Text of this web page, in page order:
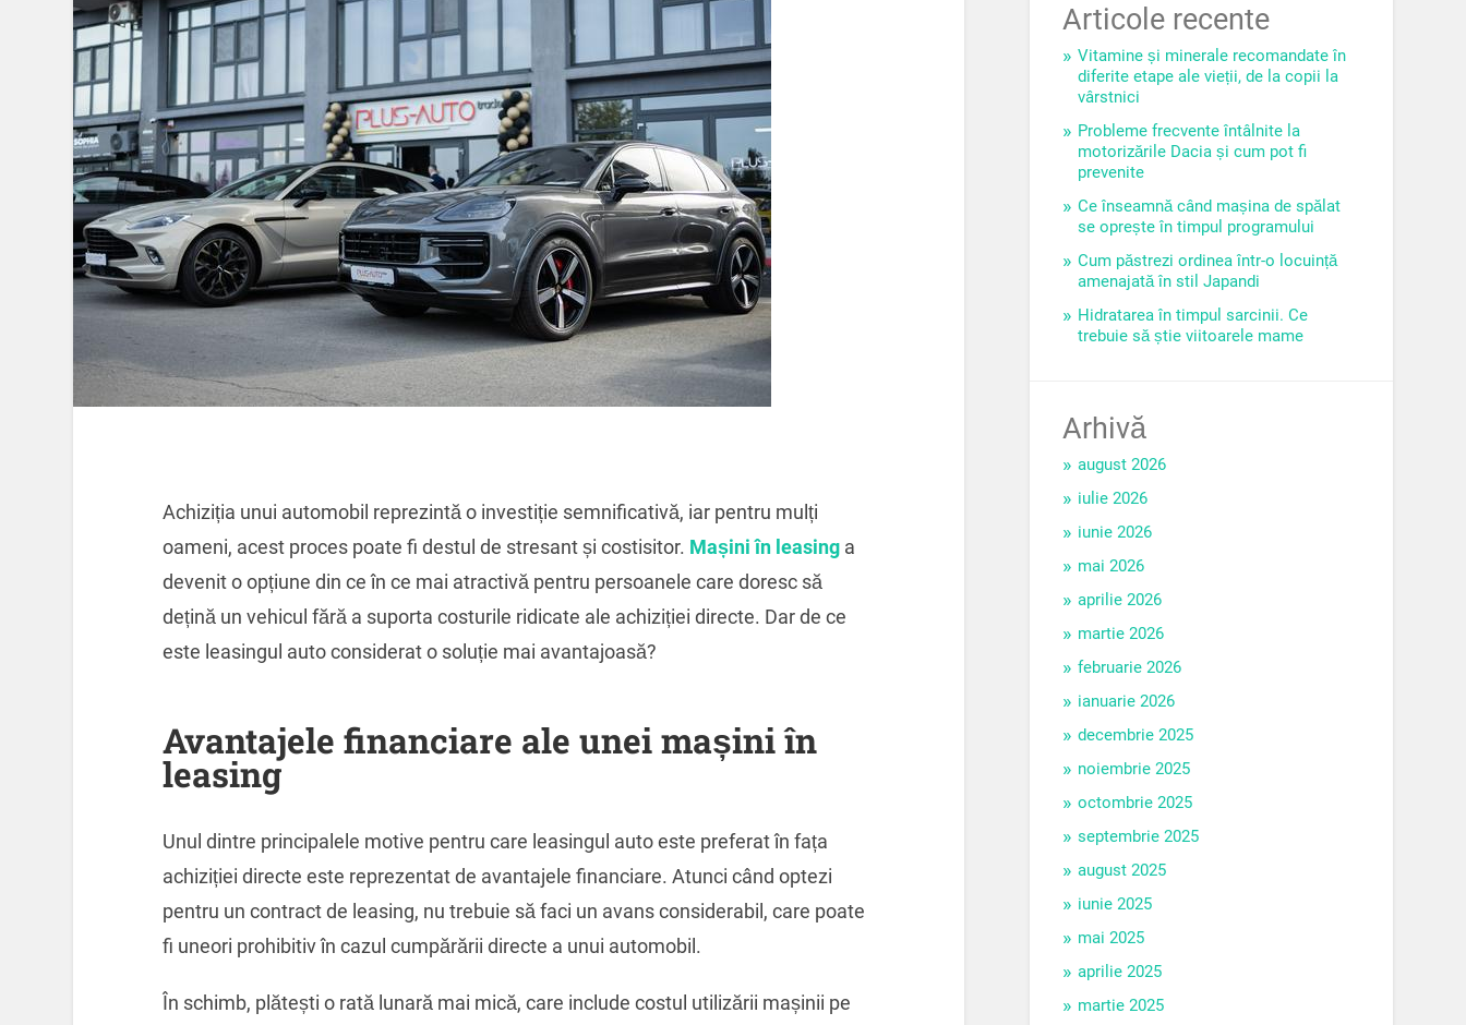
Achiziția unui automobil reprezintă o investiție semnificativă, iar pentru mulți
oameni, acest proces poate fi destul de stresant și costisitor. Mașini în leasinga
devenit o opțiune din ce în ce mai atractivă pentru persoanele care doresc să
dețină un vehicul fără a suporta costurile ridicate ale achiziției directe. Dar de ce
este leasingul auto considerat o soluție mai avantajoasă?
Avantajele financiare ale unei mașini în
leasing
Unul dintre principalele motive pentru care leasingul auto este preferat în fața
achiziției directe este reprezentat de avantajele financiare. Atunci când optezi
pentru un contract de leasing, nu trebuie să faci un avans considerabil, care poate
fi uneori prohibitiv în cazul cumpărării directe a unui automobil.
În schimb, plătești o rată lunară mai mică, care include costul utilizării mașinii pe
Articole recente
Vitamine și minerale recomandate în
diferite etape ale vieții, de la copii la
vârstnici
Probleme frecvente întâlnite la
motorizările Dacia și cum pot fi
prevenite
Ce înseamnă când mașina de spălat
se oprește în timpul programului
Cum păstrezi ordinea într-o locuință
amenajată în stil Japandi
Hidratarea în timpul sarcinii. Ce
trebuie să știe viitoarele mame
Arhivă
august 2026
iulie 2026
iunie 2026
mai 2026
aprilie 2026
martie 2026
februarie 2026
ianuarie 2026
decembrie 2025
noiembrie 2025
octombrie 2025
septembrie 2025
august 2025
iunie 2025
mai 2025
aprilie 2025
martie 2025